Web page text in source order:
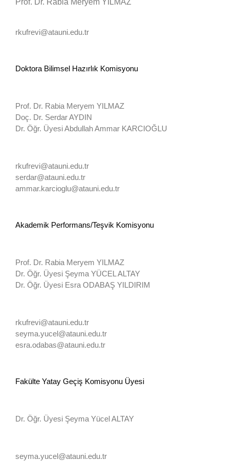
Prof. Dr. Rabia Meryem YILMAZ
rkufrevi@atauni.edu.tr
Doktora Bilimsel Hazırlık Komisyonu
Prof. Dr. Rabia Meryem YILMAZ
Doç. Dr. Serdar AYDIN
Dr. Öğr. Üyesi Abdullah Ammar KARCIOĞLU
rkufrevi@atauni.edu.tr
serdar@atauni.edu.tr
ammar.karcioglu@atauni.edu.tr
Akademik Performans/Teşvik Komisyonu
Prof. Dr. Rabia Meryem YILMAZ
Dr. Öğr. Üyesi Şeyma YÜCEL ALTAY
Dr. Öğr. Üyesi Esra ODABAŞ YILDIRIM
rkufrevi@atauni.edu.tr
seyma.yucel@atauni.edu.tr
esra.odabas@atauni.edu.tr
Fakülte Yatay Geçiş Komisyonu Üyesi
Dr. Öğr. Üyesi Şeyma Yücel ALTAY
seyma.yucel@atauni.edu.tr